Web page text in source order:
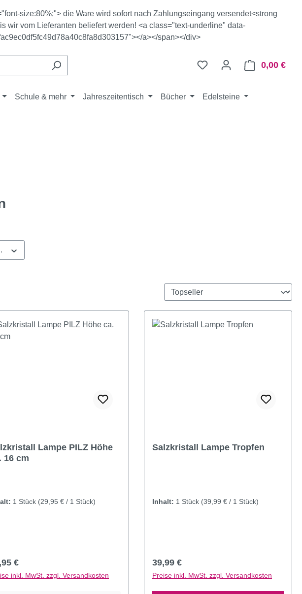
size:80%;"> die Ware wird sofort nach Zahlungseingang versendet<strong
wir vom Lieferanten beliefert werden! <a class="text-underline" data-
a></span></div>
0,00 €
Schule & mehr Jahreszeitentisch Bücher Edelsteine
Lampe PILZ Höhe
16 cm
1 Stück (29,95 € / 1 Stück)
Preis:
€
inkl. MwSt. zzgl. Versandkosten
Salzkristall Lampe Tropfen
Inhalt: 1 Stück (39,99 € / 1 Stück)
Regulärer Preis:
39,99 €
Preise inkl. MwSt. zzgl. Versandkosten